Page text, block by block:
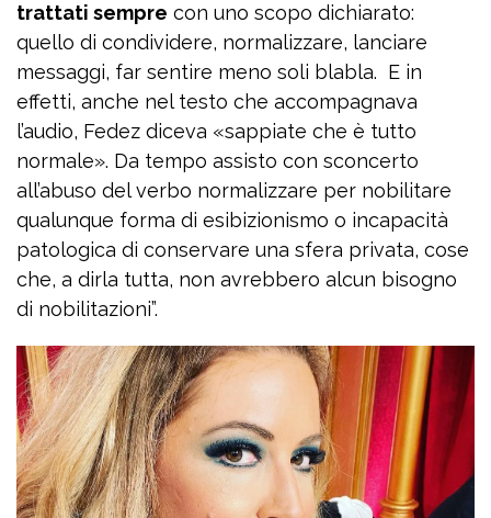
trattati sempre con uno scopo dichiarato:
quello di condividere, normalizzare, lanciare
messaggi, far sentire meno soli blabla. E in
effetti, anche nel testo che accompagnava
l’audio, Fedez diceva «sappiate che è tutto
normale». Da tempo assisto con sconcerto
all’abuso del verbo normalizzare per nobilitare
qualunque forma di esibizionismo o incapacità
patologica di conservare una sfera privata, cose
che, a dirla tutta, non avrebbero alcun bisogno
di nobilitazioni”.